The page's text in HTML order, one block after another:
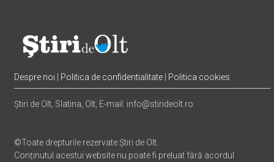
Despre noi Politica de confidentialitate Politica cookies
Știri de Olt, Slatina, Olt, E-mail: info@stirideolt.ro.
©Toate drepturile rezervate Știri de Olt.
Conținutul acestui website nu poate fi preluat fără acordul